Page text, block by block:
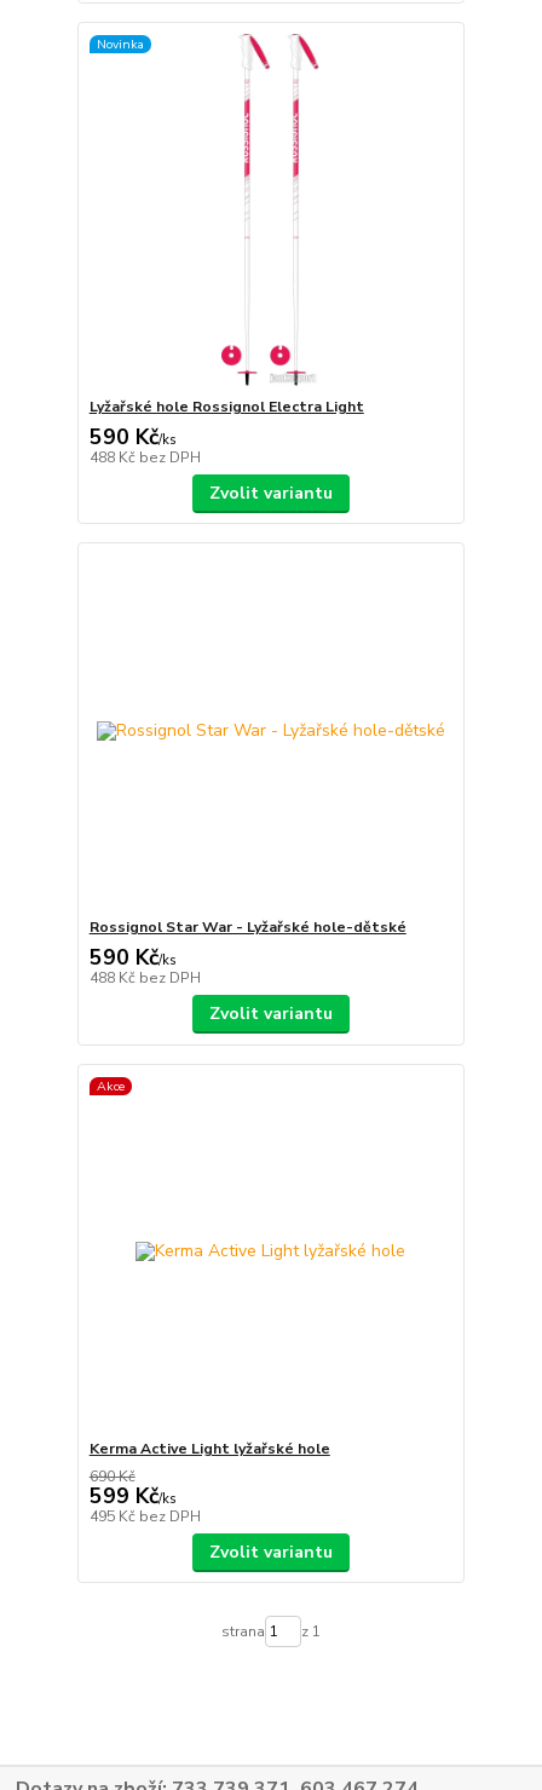
Novinka
Lyžařské hole Rossignol Electra Light
590 Kč/ks
488 Kč bez DPH
Zvolit variantu
Rossignol Star War - Lyžařské hole-dětské
590 Kč/ks
488 Kč bez DPH
Zvolit variantu
Akce
Kerma Active Light lyžařské hole
690 Kč
599 Kč/ks
495 Kč bez DPH
Zvolit variantu
strana z 1